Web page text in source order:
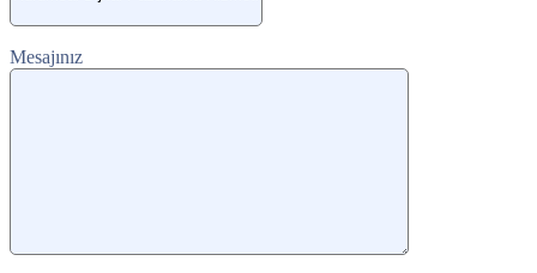
Mesajınız